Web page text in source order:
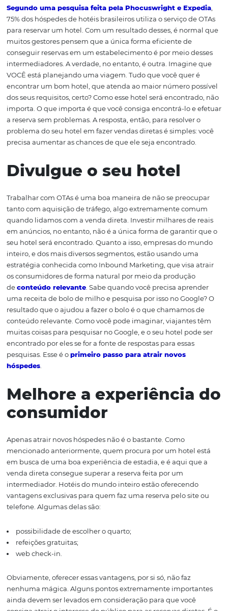
hora de conversarmos sobre venda direta. Confira:
Seu hotel precisa ser
encontrado
Segundo uma pesquisa feita pela Phocuswright e
75% dos hóspedes de hotéis brasileiros utiliza o serviço
para reservar um hotel. Com um resultado desses, é
muitos gestores pensem que a única forma eficiente de
conseguir reservas em um estabelecimento é por meio
VOCÊ está planejando uma viagem. Tudo que você
encontrar um bom hotel, que atenda ao maior número
importa. O que importa é que você consiga encontrá-lo
a reserva sem problemas. A resposta, então, para
problema do seu hotel em fazer vendas diretas é
precisa aumentar as chances de que ele seja
Divulgue o seu hotel
Trabalhar com OTAs é uma boa maneira de não se
tanto com aquisição de tráfego, algo extremamente
quando lidamos com a venda direta. Investir milhares
em anúncios, no entanto, não é a única forma de
seu hotel será encontrado. Quanto a isso, empresas do
estratégia conhecida como Inbound Marketing, que
os consumidores de forma natural por meio da
deconteúdo relevante. Sabe quando você precisa
resultado que o ajudou a fazer o bolo é o que
conteúdo relevante. Como você pode imaginar,
muitas coisas para pesquisar no Google, e o seu hotel
encontrado por eles se for a fonte de respostas para
pesquisas. Esse é o
primeiro passo para atrair novos
hóspedes.
Melhore a
consumidor
Apenas atrair novos hóspedes não é o bastante. Como
mencionado anteriormente, quem procura por um